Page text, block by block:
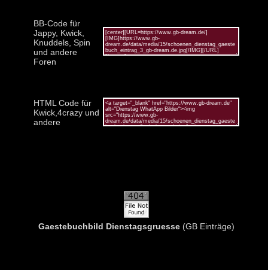
BB-Code für
Jappy, Kwick,
Knuddels, Spin
und andere
Foren
HTML Code für
Kwick,4crazy und
andere
Gaestebuchbild Dienstagsgruesse(GB Einträge)